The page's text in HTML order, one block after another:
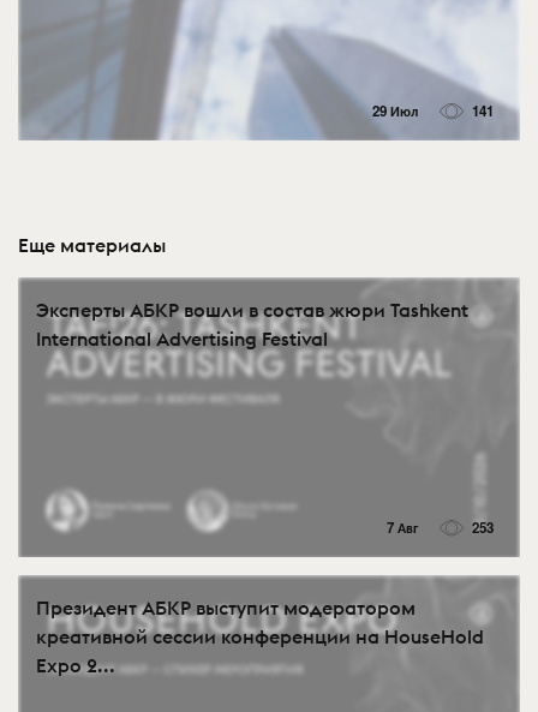
29 Июл 141
Еще материалы
Эксперты АБКР вошли в состав жюри Tashkent
International Advertising Festival
7 Авг 253
Президент АБКР выступит модератором
креативной сессии конференции на HouseHold
Expo 2...